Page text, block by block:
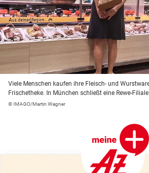
Viele Menschen kaufen ihre Fleisch- und
Frischetheke. In München schließt eine Rewe-
© IMAGO/Martin Wagner